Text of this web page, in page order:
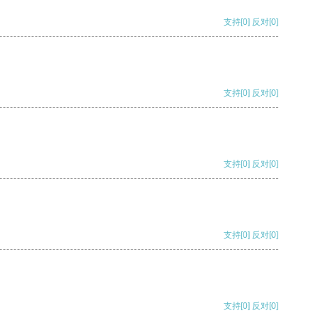
支持[0] 反对[0]
支持[0] 反对[0]
支持[0] 反对[0]
支持[0] 反对[0]
支持[0] 反对[0]